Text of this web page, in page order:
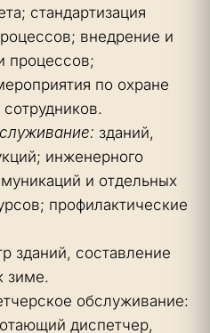
стандартизация
внедрение и
процессов;
по охране
сотрудников.
зданий,
инженерного
и отдельных
профилактические
зданий, составление
зиме.
обслуживание:
диспетчер,